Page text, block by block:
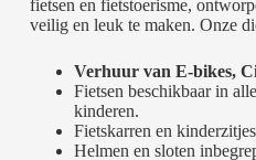
fietsen en fietstoerisme,
veilig en leuk te maken. Onze
Verhuur van E-bikes,
Fietsen beschikbaar in
kinderen.
Fietskarren en
Helmen en sloten